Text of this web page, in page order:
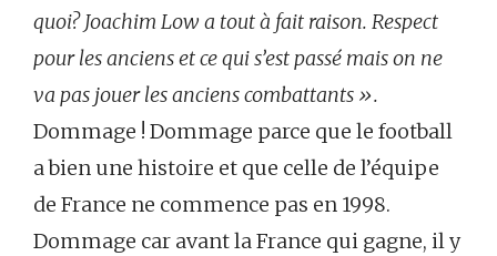
quoi? Joachim Low a tout à fait raison. Respect
pour les anciens et ce qui s’est passé mais on ne
va pas jouer les anciens combattants ».
Dommage ! Dommage parce que le football
a bien une histoire et que celle de l’équipe
de France ne commence pas en 1998.
Dommage car avant la France qui gagne, il y